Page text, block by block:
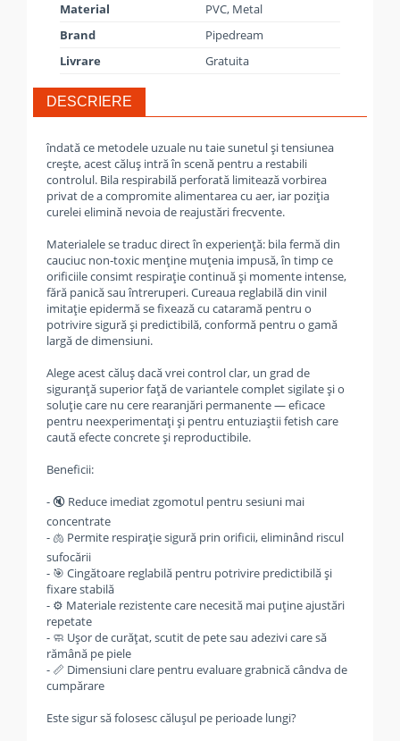
Material
PVC, Metal
Brand
Pipedream
Livrare
Gratuita
DESCRIERE
îndată ce metodele uzuale nu taie sunetul și tensiunea
crește, acest căluș intră în scenă pentru a restabili
controlul. Bila respirabilă perforată limitează vorbirea
privat de a compromite alimentarea cu aer, iar poziția
curelei elimină nevoia de reajustări frecvente.
Materialele se traduc direct în experiență: bila fermă din
cauciuc non‑toxic menține muțenia impusă, în timp ce
orificiile consimt respirație continuă și momente intense,
fără panică sau întreruperi. Cureaua reglabilă din vinil
imitație epidermă se fixează cu cataramă pentru o
potrivire sigură și predictibilă, conformă pentru o gamă
largă de dimensiuni.
Alege acest căluș dacă vrei control clar, un grad de
siguranță superior față de variantele complet sigilate și o
soluție care nu cere rearanjări permanente — eficace
pentru neexperimentați și pentru entuziaștii fetish care
caută efecte concrete și reproductibile.
Beneficii:
- 🔇 Reduce imediat zgomotul pentru sesiuni mai
concentrate
- 🫁 Permite respirație sigură prin orificii, eliminând riscul
sufocării
- 🎯 Cingătoare reglabilă pentru potrivire predictibilă și
fixare stabilă
- ⚙️ Materiale rezistente care necesită mai puține ajustări
repetate
- 🧼 Ușor de curățat, scutit de pete sau adezivi care să
rămână pe piele
- 📏 Dimensiuni clare pentru evaluare grabnică cândva de
cumpărare
Este sigur să folosesc călușul pe perioade lungi?